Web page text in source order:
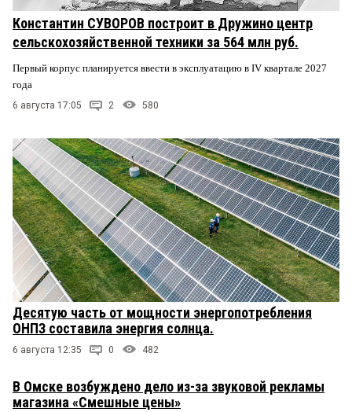
Константин СУВОРОВ построит в Дружино центр
сельскохозяйственной техники за 564 млн руб.
Первый корпус планируется ввести в эксплуатацию в IV квартале 2027
года
6 августа 17:05 2 580
Десятую часть от мощности энергопотребления
ОНПЗ составила энергия солнца.
6 августа 12:35 0 482
В Омске возбуждено дело из-за звуковой рекламы
магазина «Смешные цены»